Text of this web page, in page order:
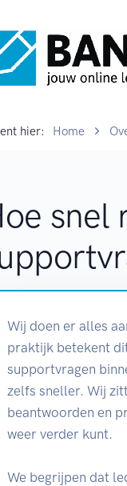
hier: Home
snel
Wij doen er alles
praktijk betekent
supportvragen
zelfs sneller. Wij
beantwoorden en
weer verder kunt.
We begrijpen dat